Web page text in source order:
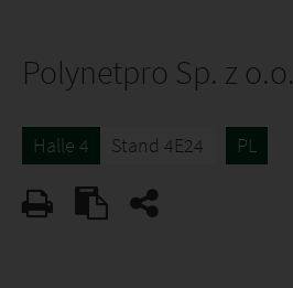
Polynetpro Sp. z o.o.
Halle 4 Stand 4E24 PL